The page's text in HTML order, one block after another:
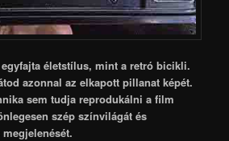
életstílus, mint a retró bicikli.
azonnal az elkapott pillanat képét.
sem tudja reprodukálni a film
szép színvilágát és